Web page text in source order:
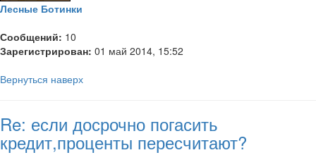
Лесные Ботинки
Сообщений: 10
Зарегистрирован: 01 май 2014, 15:52
Вернуться наверх
Re: если досрочно погасить
кредит,проценты пересчитают?